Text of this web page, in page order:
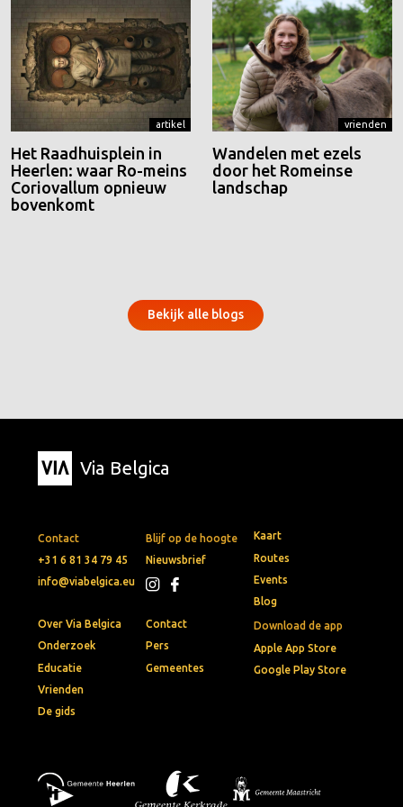
artikel
Het Raadhuisplein in
Heerlen: waar Ro-meins
Coriovallum opnieuw
bovenkomt
vrienden
Wandelen met ezels
door het Romeinse
landschap
Bekijk alle blogs
Via Belgica
Contact
+31 6 81 34 79 45
info@viabelgica.eu
Blijf op de hoogte
Nieuwsbrief
Download de app
Apple App Store
Google Play Store
Kaart
Routes
Events
Blog
Over Via Belgica
Onderzoek
Educatie
Vrienden
De gids
Contact
Pers
Gemeentes